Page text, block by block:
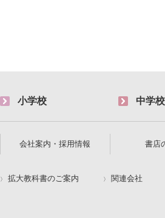
小学校 中学校
会社案内・採用情報 書店
拡大教科書のご案内 関連会社